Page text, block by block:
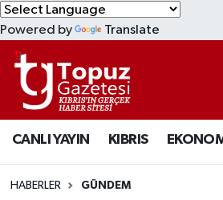
Powered by Translate
CANLI YAYIN KIBRIS
HABERLER GÜNDEM
KIBRIS
DÜNYA
EKONOMİ
MAGAZİN
Lefkoşa Nöbetçi Eczaneler
Lefkoşa Hava Durumu
Lefkoşa Trafik Yoğunluk
Süper Lig Puan Durumu ve